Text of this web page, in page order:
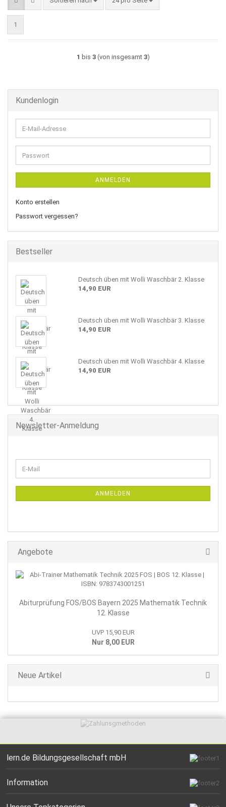
1
1 bis 3(von insgesamt 3)
Kundenlogin
E-
Mail-
Adresse
Passwort
ANMELDEN
Konto erstellen
Passwort vergessen?
Bestseller
Deutsch üben mit Wolli Waschbär 2. Klasse
14,90 EUR
Deutsch üben mit Wolli Waschbär 3. Klasse
14,90 EUR
Deutsch üben mit Wolli Waschbär 4. Klasse
14,90 EUR
Newsletter-Anmeldung
ZUR
E-
Mail
ANMELDEN
Angebote
Abiturprüfung FOS/BOS Bayern 2025 Mathematik Technik
12. Klasse
UVP 15,90 EUR
Nur 8,00 EUR
Neue Artikel
lern.de Bildungsgesellschaft mbH
Information